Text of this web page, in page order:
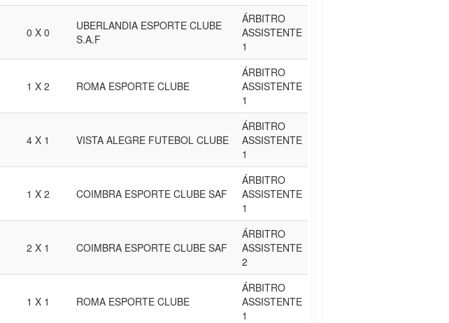
0 X 0
UBERLANDIA ESPORTE CLUBE
S.A.F
ÁRBITRO
ASSISTENTE
1
1 X 2 ROMA ESPORTE CLUBE
ÁRBITRO
ASSISTENTE
1
4 X 1 VISTA ALEGRE FUTEBOL CLUBE
ÁRBITRO
ASSISTENTE
1
1 X 2 COIMBRA ESPORTE CLUBE SAF
ÁRBITRO
ASSISTENTE
1
2 X 1 COIMBRA ESPORTE CLUBE SAF
ÁRBITRO
ASSISTENTE
2
1 X 1 ROMA ESPORTE CLUBE
ÁRBITRO
ASSISTENTE
1